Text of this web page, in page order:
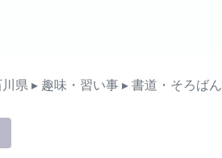
県 ▸ 趣味・習い事 ▸ 書道・そろばん